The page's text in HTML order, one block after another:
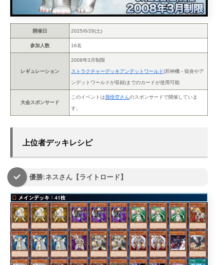
開催日 2025/6/28(土)
参加人数 16名
レギュレーション
2008年3月制限
ストラクチャーデッキアンデットワールド(邪神機－獄炎やア
ンデットワールドが収録)までのカードが使用可能
大会スポンサード
このイベントは孫悟空さんのスポンサードで開催していま
す。
上位者デッキレシピ
優勝:ネスさん【ライトロード】